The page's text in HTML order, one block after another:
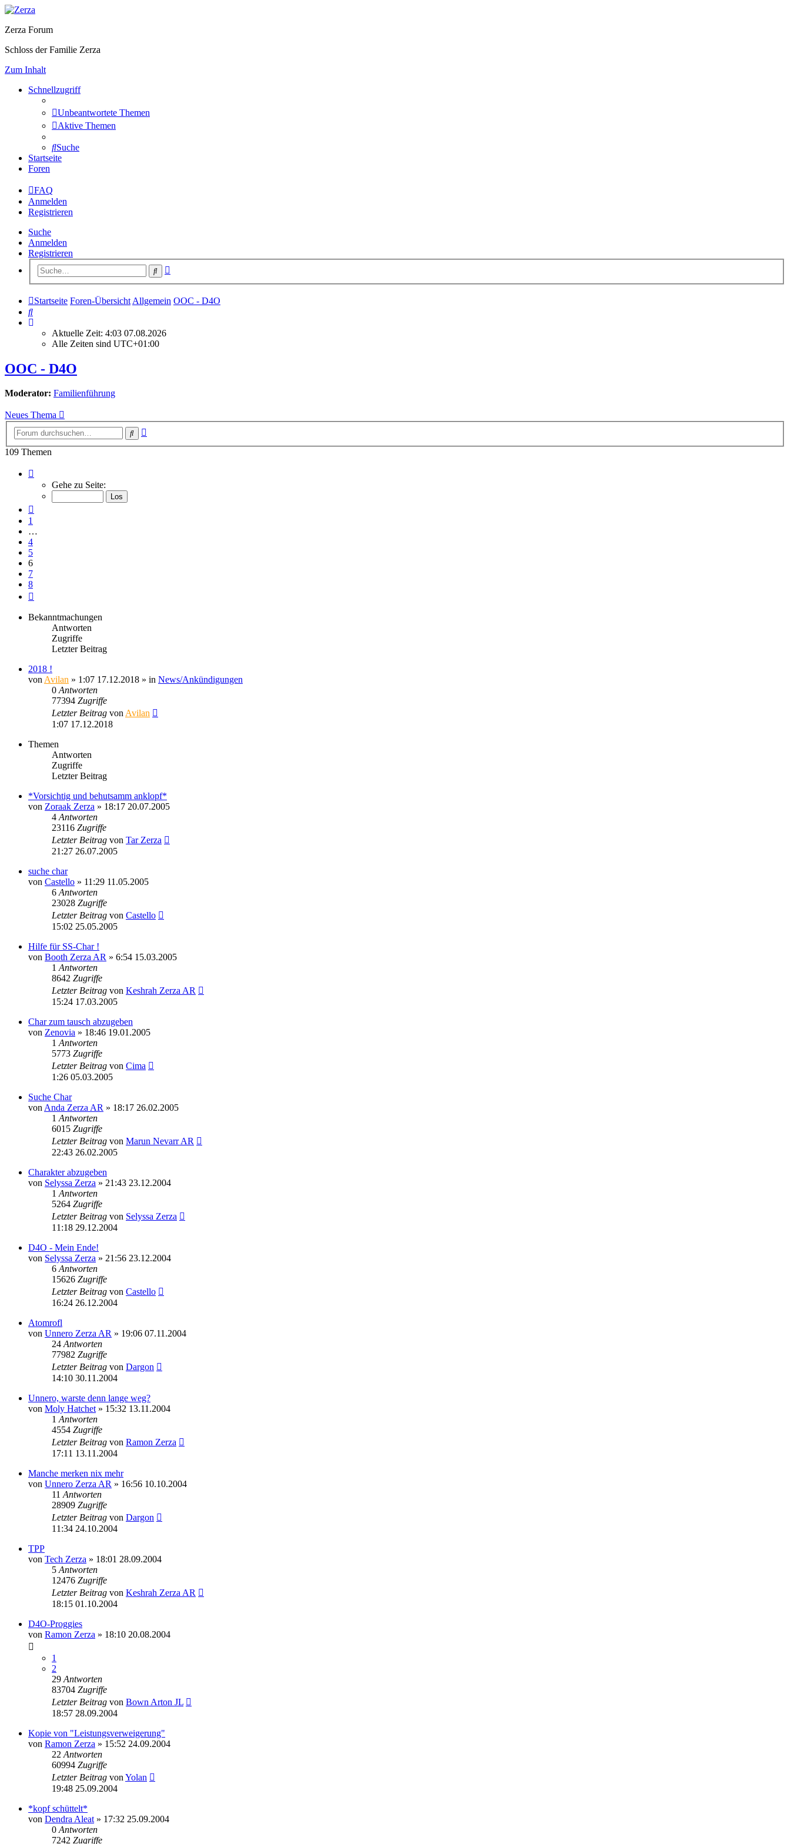
Zerza Forum
Schloss der Familie Zerza
Zum Inhalt
Schnellzugriff
Unbeantwortete Themen
Aktive Themen
Suche
Startseite
Foren
FAQ
Anmelden
Registrieren
Suche
Anmelden
Registrieren
Suche
Startseite Foren-Übersicht Allgemein OOC - D4O
Suche
Aktuelle Zeit: 4:03 07.08.2026
Alle Zeiten sind UTC+01:00
OOC - D4O
Moderator: Familienführung
Neues Thema
Suche
109 Themen
von
Gehe zu Seite:
1
…
4
5
6
7
8
Bekanntmachungen
Antworten
Zugriffe
Letzter Beitrag
2018 !
von Avilan » 1:07 17.12.2018 » in News/Ankündigungen
0 Antworten
77394 Zugriffe
Letzter Beitrag von Avilan
1:07 17.12.2018
Themen
Antworten
Zugriffe
Letzter Beitrag
*Vorsichtig und behutsamm anklopf*
von Zoraak Zerza » 18:17 20.07.2005
4 Antworten
23116 Zugriffe
Letzter Beitrag von Tar Zerza
21:27 26.07.2005
suche char
von Castello » 11:29 11.05.2005
6 Antworten
23028 Zugriffe
Letzter Beitrag von Castello
15:02 25.05.2005
Hilfe für SS-Char !
von Booth Zerza AR » 6:54 15.03.2005
1 Antworten
8642 Zugriffe
Letzter Beitrag von Keshrah Zerza AR
15:24 17.03.2005
Char zum tausch abzugeben
von Zenovia » 18:46 19.01.2005
1 Antworten
5773 Zugriffe
Letzter Beitrag von Cima
1:26 05.03.2005
Suche Char
von Anda Zerza AR » 18:17 26.02.2005
1 Antworten
6015 Zugriffe
Letzter Beitrag von Marun Nevarr AR
22:43 26.02.2005
Charakter abzugeben
von Selyssa Zerza » 21:43 23.12.2004
1 Antworten
5264 Zugriffe
Letzter Beitrag von Selyssa Zerza
11:18 29.12.2004
D4O - Mein Ende!
von Selyssa Zerza » 21:56 23.12.2004
6 Antworten
15626 Zugriffe
Letzter Beitrag von Castello
16:24 26.12.2004
Atomrofl
von Unnero Zerza AR » 19:06 07.11.2004
24 Antworten
77982 Zugriffe
Letzter Beitrag von Dargon
14:10 30.11.2004
Unnero, warste denn lange weg?
von Moly Hatchet » 15:32 13.11.2004
1 Antworten
4554 Zugriffe
Letzter Beitrag von Ramon Zerza
17:11 13.11.2004
Manche merken nix mehr
von Unnero Zerza AR » 16:56 10.10.2004
11 Antworten
28909 Zugriffe
Letzter Beitrag von Dargon
11:34 24.10.2004
TPP
von Tech Zerza » 18:01 28.09.2004
5 Antworten
12476 Zugriffe
Letzter Beitrag von Keshrah Zerza AR
18:15 01.10.2004
D4O-Proggies
von Ramon Zerza » 18:10 20.08.2004
1
2
29 Antworten
83704 Zugriffe
Letzter Beitrag von Bown Arton JL
18:57 28.09.2004
Kopie von "Leistungsverweigerung"
von Ramon Zerza » 15:52 24.09.2004
22 Antworten
60994 Zugriffe
Letzter Beitrag von Yolan
19:48 25.09.2004
*kopf schüttelt*
von Dendra Aleat » 17:32 25.09.2004
0 Antworten
7242 Zugriffe